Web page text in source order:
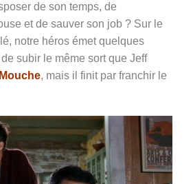
de son temps, de
et de sauver son job ? Sur le
notre héros émet quelques
subir le même sort que Jeff
, mais il finit par franchir le